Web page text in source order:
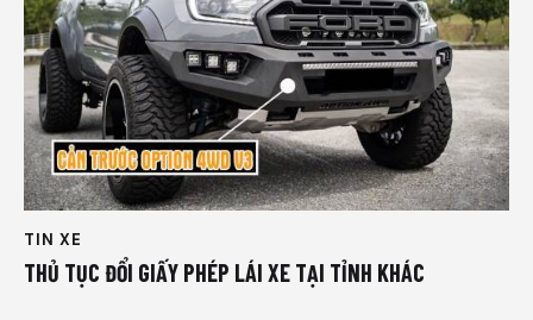
TIN XE
THỦ TỤC ĐỔI GIẤY PHÉP LÁI XE TẠI TỈNH KHÁC